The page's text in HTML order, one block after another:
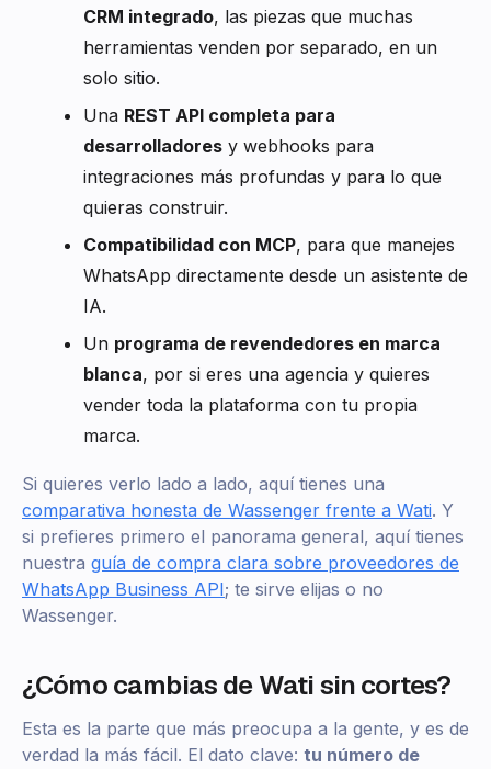
CRM integrado, las piezas que muchas
herramientas venden por separado, en un
solo sitio.
Una REST API completa para
desarrolladores y webhooks para
integraciones más profundas y para lo que
quieras construir.
Compatibilidad con MCP, para que manejes
WhatsApp directamente desde un asistente de
IA.
Un programa de revendedores en marca
blanca, por si eres una agencia y quieres
vender toda la plataforma con tu propia
marca.
Si quieres verlo lado a lado, aquí tienes una
comparativa honesta de Wassenger frente a Wati. Y
si prefieres primero el panorama general, aquí tienes
nuestra guía de compra clara sobre proveedores de
WhatsApp Business API; te sirve elijas o no
Wassenger.
¿Cómo cambias de Wati sin cortes?
Esta es la parte que más preocupa a la gente, y es de
verdad la más fácil. El dato clave: tu número de